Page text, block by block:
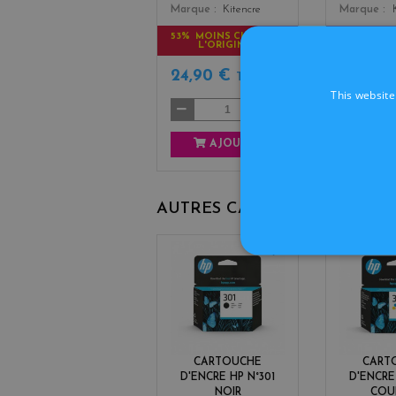
Marque
Kitencre
53% MOINS CHER QUE
L'ORIGINAL
24,90 € TTC
AJOUTER
Marque
AUTRES CARTOUCHES
CARTOUCHE
D'ENCRE HP N°301
NOIR
D'ENCRE
This